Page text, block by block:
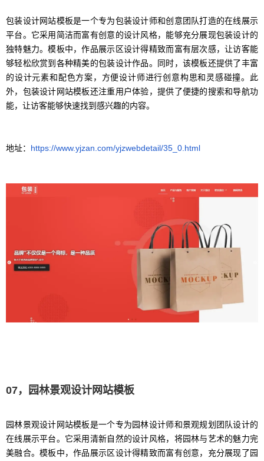
包装设计网站模板是一个专为包装设计师和创意团队打造的在线展示
平台。它采用简洁而富有创意的设计风格，能够充分展现包装设计的
独特魅力。模板中，作品展示区设计得精致而富有层次感，让访客能
够轻松欣赏到各种精美的包装设计作品。同时，该模板还提供了丰富
的设计元素和配色方案，方便设计师进行创意构思和灵感碰撞。此
外，包装设计网站模板还注重用户体验，提供了便捷的搜索和导航功
能，让访客能够快速找到感兴趣的内容。
地址： https://www.yjzan.com/yjzwebdetail/35_0.html
07，园林景观设计网站模板
园林景观设计网站模板是一个专为园林设计师和景观规划团队设计的
在线展示平台。它采用清新自然的设计风格，将园林与艺术的魅力完
美融合。模板中，作品展示区设计得精致而富有创意，充分展现了园